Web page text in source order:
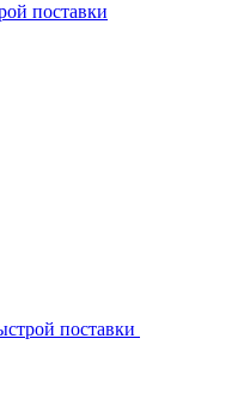
поставки
поставки